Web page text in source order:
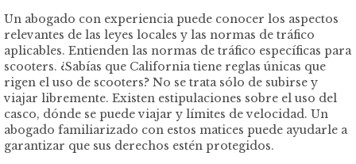
Un abogado con experiencia puede conocer los aspectos
relevantes de las leyes locales y las normas de tráfico
aplicables. Entienden las normas de tráfico específicas para
scooters. ¿Sabías que California tiene reglas únicas que
rigen el uso de scooters? No se trata sólo de subirse y
viajar libremente. Existen estipulaciones sobre el uso del
casco, dónde se puede viajar y límites de velocidad. Un
abogado familiarizado con estos matices puede ayudarle a
garantizar que sus derechos estén protegidos.